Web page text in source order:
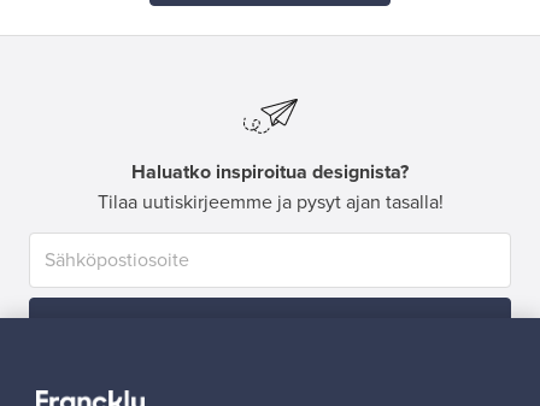
Haluatko inspiroitua designista?
Tilaa uutiskirjeemme ja pysyt ajan tasalla!